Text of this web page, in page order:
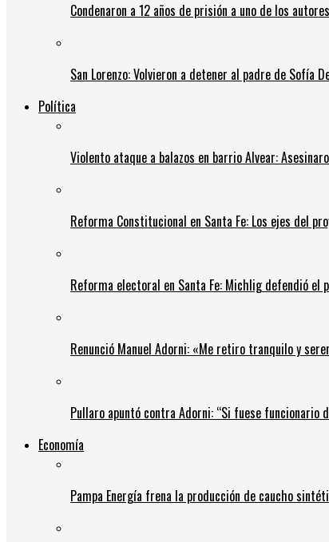
Condenaron a 12 años de prisión a uno de los
San Lorenzo: Volvieron a detener al padre de Sofía
Política
Violento ataque a balazos en barrio Alvear:
Reforma Constitucional en Santa Fe: Los ejes del
Reforma electoral en Santa Fe: Michlig defendió el
Renunció Manuel Adorni: «Me retiro tranquilo y
Pullaro apuntó contra Adorni: “Si fuese funcionario
Economía
Pampa Energía frena la producción de caucho